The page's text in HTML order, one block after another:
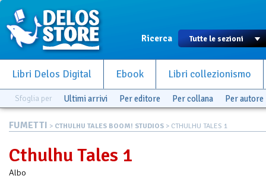
Ricerca
Libri Delos Digital Ebook Libri collezionismo
Sfoglia per Ultimi arrivi Per editore Per collana Per autore
FUMETTI > CTHULHU TALES BOOM! STUDIOS > CTHULHU TALES 1
Cthulhu Tales 1
Albo